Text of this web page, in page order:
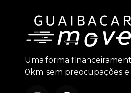
Uma forma
0km, sem preocupações